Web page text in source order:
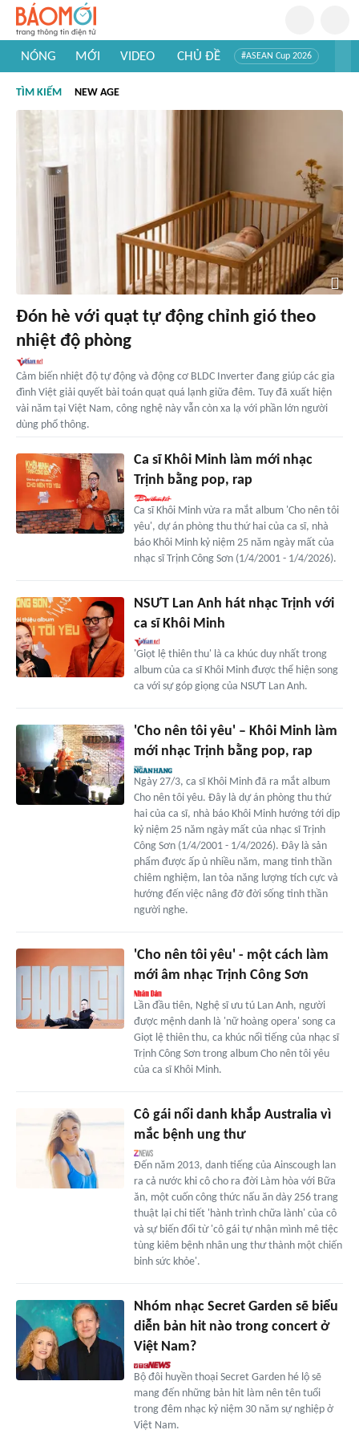
NÓNG MỚI VIDEO CHỦ ĐỀ #ASEAN Cup 2026
#Khám phá thế giới
TÌM KIẾM NEW AGE
Đón hè với quạt tự động chỉnh gió theo
nhiệt độ phòng
Cảm biến nhiệt độ tự động và động cơ BLDC Inverter đang giúp các gia
đình Việt giải quyết bài toán quạt quá lạnh giữa đêm. Tuy đã xuất hiện
vài năm tại Việt Nam, công nghệ này vẫn còn xa lạ với phần lớn người
dùng phổ thông.
Ca sĩ Khôi Minh làm mới nhạc
Trịnh bằng pop, rap
Ca sĩ Khôi Minh vừa ra mắt album 'Cho nên tôi
yêu', dự án phòng thu thứ hai của ca sĩ, nhà
báo Khôi Minh kỷ niệm 25 năm ngày mất của
nhạc sĩ Trịnh Công Sơn (1/4/2001 - 1/4/2026).
NSƯT Lan Anh hát nhạc Trịnh với
ca sĩ Khôi Minh
'Giọt lệ thiên thu' là ca khúc duy nhất trong
album của ca sĩ Khôi Minh được thể hiện song
ca với sự góp giọng của NSƯT Lan Anh.
'Cho nên tôi yêu' – Khôi Minh làm
mới nhạc Trịnh bằng pop, rap
Ngày 27/3, ca sĩ Khôi Minh đã ra mắt album
Cho nên tôi yêu. Đây là dự án phòng thu thứ
hai của ca sĩ, nhà báo Khôi Minh hướng tới dịp
kỷ niệm 25 năm ngày mất của nhạc sĩ Trịnh
Công Sơn (1/4/2001 - 1/4/2026). Đây là sản
phẩm được ấp ủ nhiều năm, mang tinh thần
chiêm nghiệm, lan tỏa năng lượng tích cực và
hướng đến việc nâng đỡ đời sống tinh thần
người nghe.
'Cho nên tôi yêu' - một cách làm
mới âm nhạc Trịnh Công Sơn
Lần đầu tiên, Nghệ sĩ ưu tú Lan Anh, người
được mệnh danh là 'nữ hoàng opera' song ca
Giọt lệ thiên thu, ca khúc nổi tiếng của nhạc sĩ
Trịnh Công Sơn trong album Cho nên tôi yêu
của ca sĩ Khôi Minh.
Cô gái nổi danh khắp Australia vì
mắc bệnh ung thư
Đến năm 2013, danh tiếng của Ainscough lan
ra cả nước khi cô cho ra đời Làm hòa với Bữa
ăn, một cuốn công thức nấu ăn dày 256 trang
thuật lại chi tiết 'hành trình chữa lành' của cô
và sự biến đổi từ 'cô gái tự nhận mình mê tiệc
tùng kiêm bệnh nhân ung thư thành một chiến
binh sức khỏe'.
Nhóm nhạc Secret Garden sẽ biểu
diễn bản hit nào trong concert ở
Việt Nam?
Bộ đôi huyền thoại Secret Garden hé lộ sẽ
mang đến những bản hit làm nên tên tuổi
trong đêm nhạc kỷ niệm 30 năm sự nghiệp ở
Việt Nam.